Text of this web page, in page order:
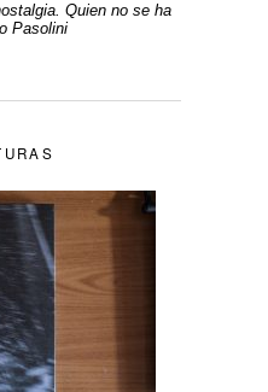
Quien no se ha
Pasolini